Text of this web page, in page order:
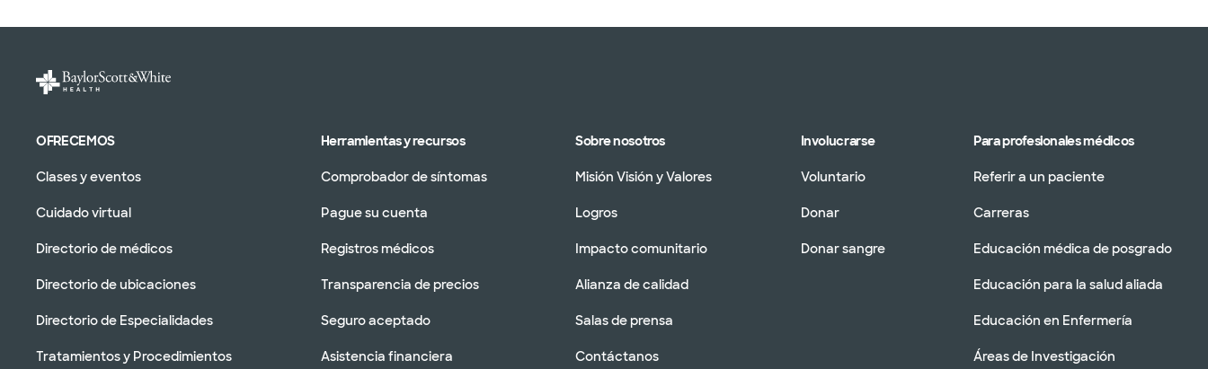
OFRECEMOS
Clases y eventos
Cuidado virtual
Directorio de médicos
Directorio de ubicaciones
Directorio de Especialidades
Tratamientos y Procedimientos
Herramientas y recursos
Comprobador de síntomas
Pague su cuenta
Registros médicos
Transparencia de precios
Seguro aceptado
Asistencia financiera
Sobre nosotros
Misión Visión y Valores
Logros
Impacto comunitario
Alianza de calidad
Salas de prensa
Contáctanos
Involucrarse
Voluntario
Donar
Donar sangre
Para profesionales médicos
Referir a un paciente
Carreras
Educación médica de posgrado
Educación para la salud aliada
Educación en Enfermería
Áreas de Investigación